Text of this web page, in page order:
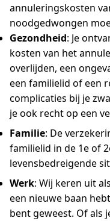
annuleringskosten
noodgedwongen
Gezondheid: Je
kosten van het
overlijden, een
een familielid of een
complicaties bij je
je ook recht op een
Familie: De
familielid in de 1e of
levensbedreigende
Werk: Wij keren uit
een nieuwe baan
bent geweest. Of als